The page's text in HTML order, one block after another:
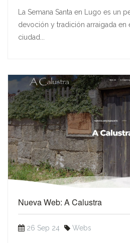
La Semana Santa en Lugo es un
devoción y tradición arraigada en
ciudad...
Nueva Web: A Calustra
26 Sep 24 Webs